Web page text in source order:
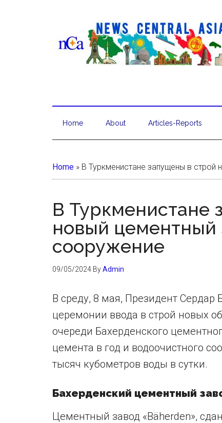
Home About Articles-Reports
Home » В Туркменистане запущены в
В Туркменистане
новый цементный
сооружение
09/05/2024 ByAdmin
В среду, 8 мая, Президент
церемонии ввода в строй новых
очереди Бахерденского
цемента в год и водоочистного
тысяч кубометров воды в сутки.
Бахерденский цементный
Цементный завод «Bäherden»,